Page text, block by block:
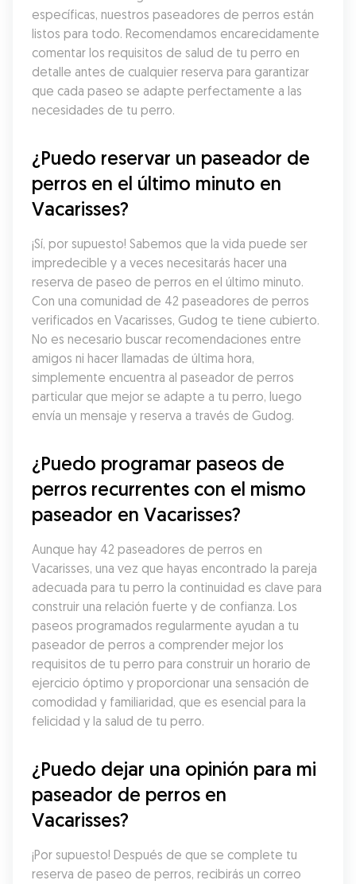
específicas, nuestros paseadores de perros están
listos para todo. Recomendamos encarecidamente
comentar los requisitos de salud de tu perro en
detalle antes de cualquier reserva para garantizar
que cada paseo se adapte perfectamente a las
necesidades de tu perro.
¿Puedo reservar un paseador de
perros en el último minuto en
Vacarisses?
¡Sí, por supuesto! Sabemos que la vida puede ser
impredecible y a veces necesitarás hacer una
reserva de paseo de perros en el último minuto.
Con una comunidad de 42 paseadores de perros
verificados en Vacarisses, Gudog te tiene cubierto.
No es necesario buscar recomendaciones entre
amigos ni hacer llamadas de última hora,
simplemente encuentra al paseador de perros
particular que mejor se adapte a tu perro, luego
envía un mensaje y reserva a través de Gudog.
¿Puedo programar paseos de
perros recurrentes con el mismo
paseador en Vacarisses?
Aunque hay 42 paseadores de perros en
Vacarisses, una vez que hayas encontrado la pareja
adecuada para tu perro la continuidad es clave para
construir una relación fuerte y de confianza. Los
paseos programados regularmente ayudan a tu
paseador de perros a comprender mejor los
requisitos de tu perro para construir un horario de
ejercicio óptimo y proporcionar una sensación de
comodidad y familiaridad, que es esencial para la
felicidad y la salud de tu perro.
¿Puedo dejar una opinión para mi
paseador de perros en
Vacarisses?
¡Por supuesto! Después de que se complete tu
reserva de paseo de perros, recibirás un correo